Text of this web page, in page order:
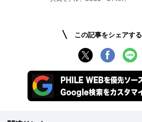
この記事をシェアする